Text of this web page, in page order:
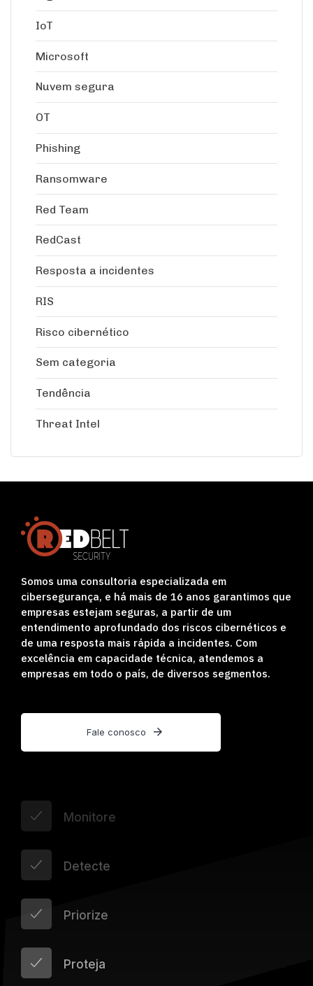
IoT
Microsoft
Nuvem segura
OT
Phishing
Ransomware
Red Team
RedCast
Resposta a incidentes
RIS
Risco cibernético
Sem categoria
Tendência
Threat Intel
Somos uma consultoria especializada em
cibersegurança, e há mais de 16 anos garantimos que
empresas estejam seguras, a partir de um
entendimento aprofundado dos riscos cibernéticos e
de uma resposta mais rápida a incidentes. Com
excelência em capacidade técnica, atendemos a
empresas em todo o país, de diversos segmentos.
Fale conosco
Monitore
Detecte
Priorize
Proteja